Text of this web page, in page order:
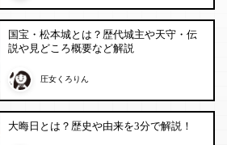
国宝・松本城とは？歴代城主や天守・伝
説や見どころ概要など解説
圧女くろりん
大晦日とは？歴史や由来を3分で解説！